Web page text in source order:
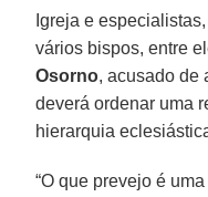
Igreja e especialistas,
vários bispos, entre
Osorno, acusado de
deverá ordenar uma
hierarquia
“O que prevejo é